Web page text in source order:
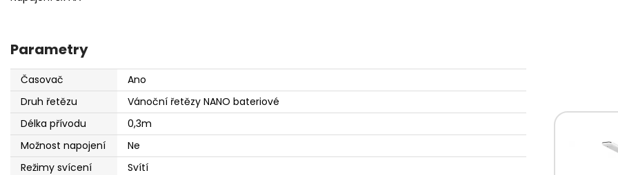
Parametry
Časovač
Ano
Druh řetězu
Vánoční řetězy NANO bateriové
Délka přívodu
0,3m
Možnost napojení
Ne
Režimy svícení
Svítí